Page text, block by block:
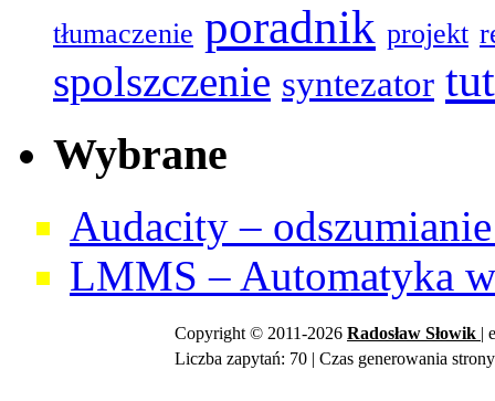
tłumaczenie poradnik projekt
spolszczenie syntezator
Wybrane
Audacity –
LMMS – Automatyka
Copyright © 2011-2026 Radosław Słowik |
Liczba zapytań: 70 | Czas generowania